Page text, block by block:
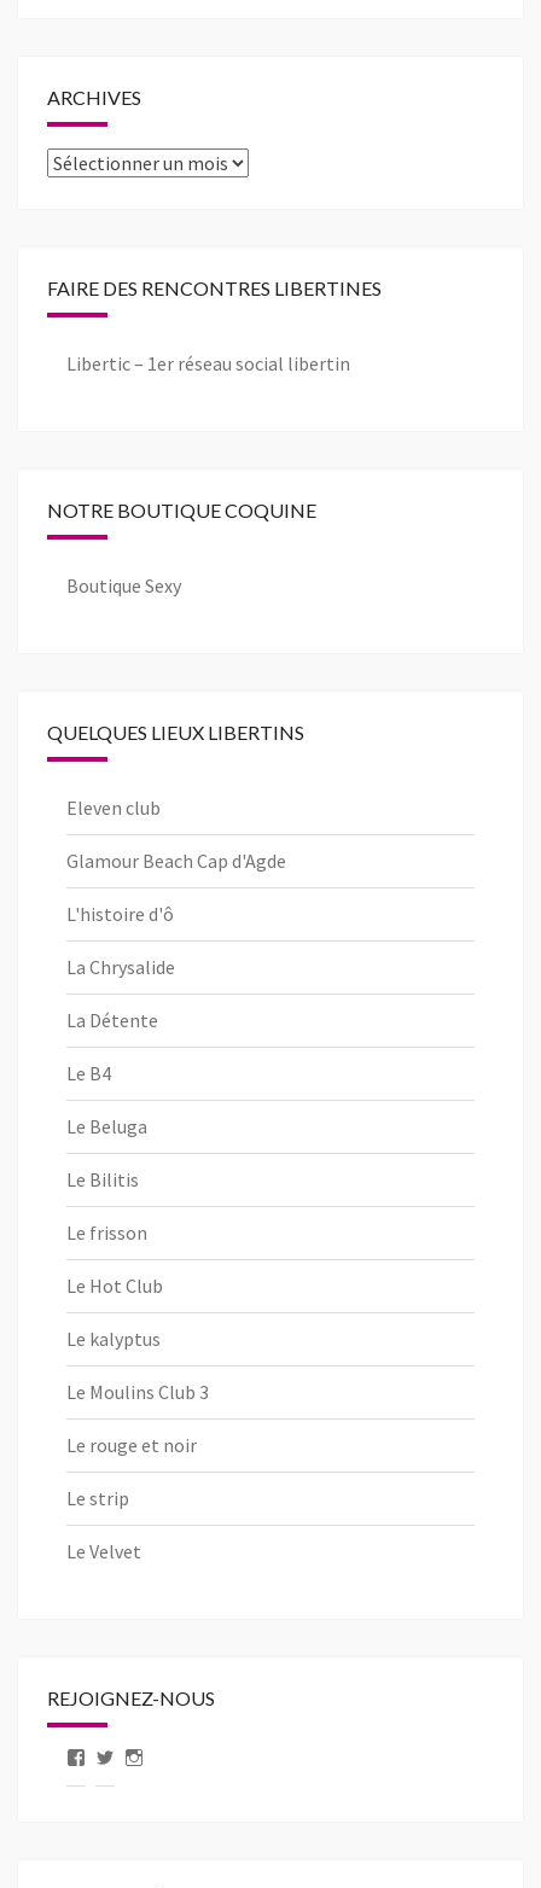
ARCHIVES
Archives
FAIRE DES RENCONTRES LIBERTINES
Libertic – 1er réseau social libertin
NOTRE BOUTIQUE COQUINE
Boutique Sexy
QUELQUES LIEUX LIBERTINS
Eleven club
Glamour Beach Cap d'Agde
L'histoire d'ô
La Chrysalide
La Détente
Le B4
Le Beluga
Le Bilitis
Le frisson
Le Hot Club
Le kalyptus
Le Moulins Club 3
Le rouge et noir
Le strip
Le Velvet
REJOIGNEZ-NOUS
Voir Voir